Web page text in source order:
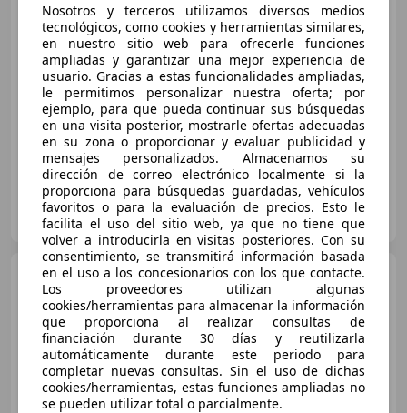
€ 6.700
Sincomparación
06/2014 280.000 km Diésel 66 kW (90 CV)
Particular
ES-19170 El Casar
Toyota Auris1.6 115D
ACTIVE TOURING SPORTS
€ 11.490
Sin comparación
Nosotros y terceros utilizamos diversos medios
tecnológicos, como cookies y herramientas similares,
en nuestro sitio web para ofrecerle funciones
ampliadas y garantizar una mejor experiencia de
usuario. Gracias a estas funcionalidades ampliadas,
le permitimos personalizar nuestra oferta; por
ejemplo, para que pueda continuar sus búsquedas
en una visita posterior, mostrarle ofertas adecuadas
en su zona o proporcionar y evaluar publicidad y
mensajes personalizados. Almacenamos su
dirección de correo electrónico localmente si la
proporciona para búsquedas guardadas, vehículos
favoritos o para la evaluación de precios. Esto le
facilita el uso del sitio web, ya que no tiene que
volver a introducirla en visitas posteriores. Con su
consentimiento, se transmitirá información basada
en el uso a los concesionarios con los que contacte.
Los proveedores utilizan algunas
cookies/herramientas para almacenar la información
que proporciona al realizar consultas de
financiación durante 30 días y reutilizarla
automáticamente durante este periodo para
completar nuevas consultas. Sin el uso de dichas
cookies/herramientas, estas funciones ampliadas no
se pueden utilizar total o parcialmente.